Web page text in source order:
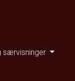
særvisninger